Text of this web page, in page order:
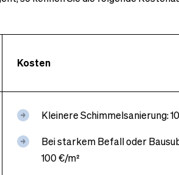
Kosten
Kleinere Schimmelsanierung:
Bei starkem Befall oder
100 €/m²